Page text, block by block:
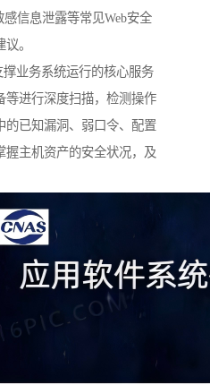
信息泄露等常见Web安全
。
撑业务系统运行的核心服务
等进行深度扫描，检测操作
的已知漏洞、弱口令、配置
握主机资产的安全状况，及